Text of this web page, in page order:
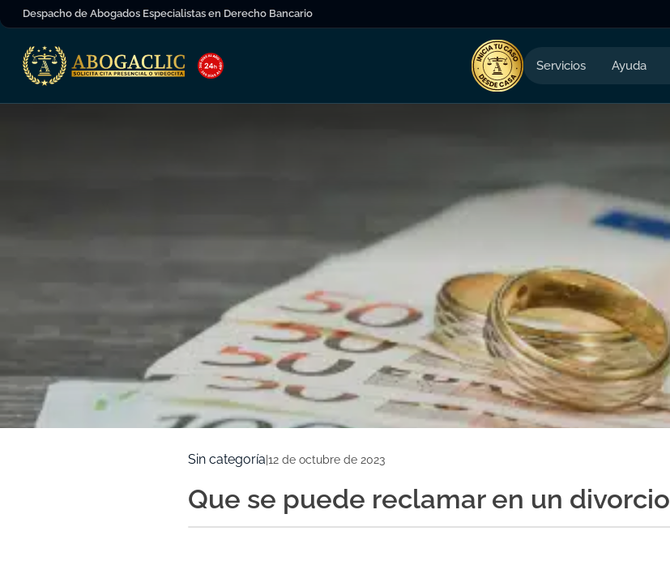
Despacho de Abogados Especialistas en Derecho Bancario
Servicios Ayuda
Sin categoría 12 de octubre de 2023
Que se puede reclamar en un divorcio